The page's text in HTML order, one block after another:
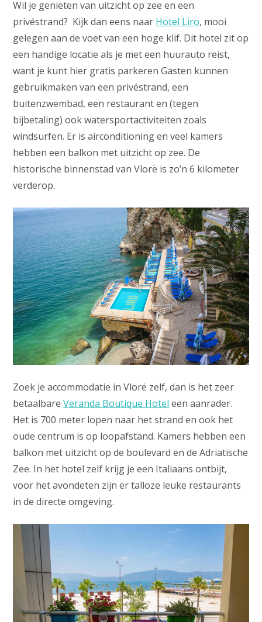
Wil je genieten van uitzicht op zee en een
privéstrand? Kijk dan eens naar Hotel Liro, mooi
gelegen aan de voet van een hoge klif. Dit hotel zit op
een handige locatie als je met een huurauto reist,
want je kunt hier gratis parkeren Gasten kunnen
gebruikmaken van een privéstrand, een
buitenzwembad, een restaurant en (tegen
bijbetaling) ook watersportactiviteiten zoals
windsurfen. Er is airconditioning en veel kamers
hebben een balkon met uitzicht op zee. De
historische binnenstad van Vlorë is zo’n 6 kilometer
verderop.
Zoek je accommodatie in Vlorë zelf, dan is het zeer
betaalbareVeranda Boutique Hotel een aanrader.
Het is 700 meter lopen naar het strand en ook het
oude centrum is op loopafstand. Kamers hebben een
balkon met uitzicht op de boulevard en de Adriatische
Zee. In het hotel zelf krijg je een Italiaans ontbijt,
voor het avondeten zijn er talloze leuke restaurants
in de directe omgeving.